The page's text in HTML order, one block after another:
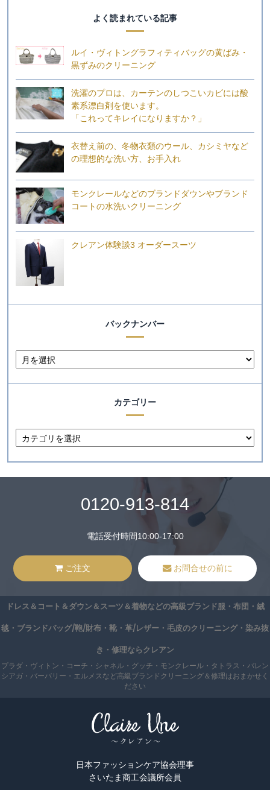
よく読まれている記事
ルイ・ヴィトングラフィティバッグの黄ばみ・
黒ずみのクリーニング
洗濯のプロは、カーテンのしつこいカビには酸
素系漂白剤を使います。
「これってキレイになりますか？」
衣替え前の、冬物衣類のウール、カシミヤなど
の理想的な洗い方、お手入れ
モンクレールなどのブランドダウンやブランド
コートの水洗いクリーニング
クレアン体験談3 オーダースーツ
バックナンバー
カテゴリー
0120-913-814
電話受付時間10:00-17:00
ご注文 お問合せの前に
ドレス＆コート＆ダウン＆スーツ＆着物などの高級ブランド服・布団・絨
毯・ブランドバッグ/鞄/財布・靴・革/レザー・毛皮のクリーニング・染み抜
き・修理ならクレアン
プラダ・ヴィトン・コーチ・シャネル・グッチ・モンクレール・タトラス・バレン
シアガ・バーバリー・エルメスなど高級ブランドクリーニング＆修理はおまかせく
ださい
日本ファッションケア協会理事
さいたま商工会議所会員